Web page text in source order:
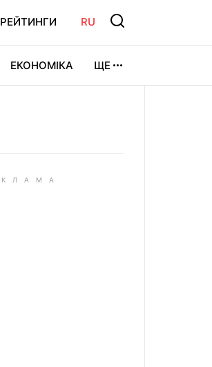
РЕЙТИНГИ RU
ЕКОНОМІКА ЩЕ